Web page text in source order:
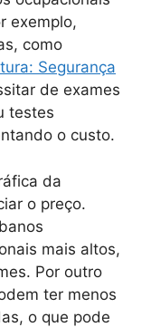
exemplo,
como
Segurança
de exames
testes
o custo.
da
o preço.
mais altos,
Por outro
ter menos
o que pode